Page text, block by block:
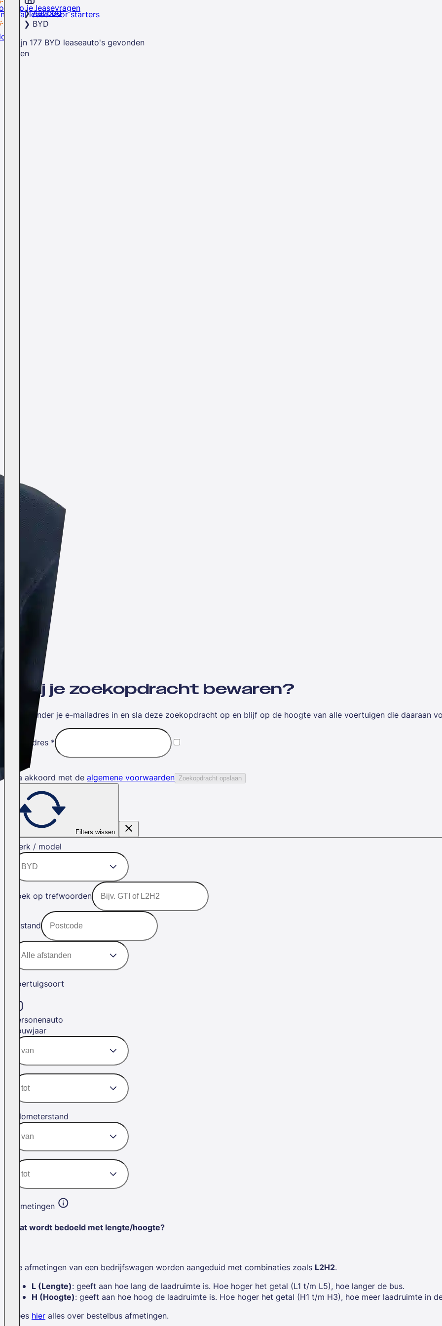
op je leasevragen
lease voor starters
Aanbod
BYD
Er zijn 177 BYD leaseauto's gevonden
Sluiten
Wil jij je zoekopdracht bewaren?
Vul hieronder je e-mailadres in en sla deze zoekopdracht op en blijf op de hoogte van alle voertuigen die daaraan
E-mailadres *
Ik ga akkoord met de algemene voorwaarden Zoekopdracht opslaan
Filters wissen
Merk / model
Zoek op trefwoorden
Afstand
Voertuigsoort
Personenauto
Bouwjaar
Kilometerstand
Afmetingen
Wat wordt bedoeld met lengte/hoogte?
De afmetingen van een bedrijfswagen worden aangeduid met combinaties zoals L2H2.
L (Lengte): geeft aan hoe lang de laadruimte is. Hoe hoger het getal (L1 t/m L5), hoe langer de bus.
H (Hoogte): geeft aan hoe hoog de laadruimte is. Hoe hoger het getal (H1 t/m H3), hoe meer laadruimte in
Lees hier alles over bestelbus afmetingen.